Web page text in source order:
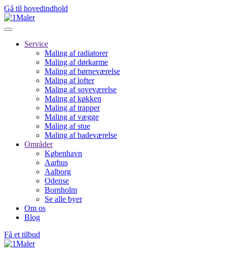
Gå til hovedindhold
Service
Maling af radiatorer
Maling af dørkarme
Maling af børneværelse
Maling af lofter
Maling af soveværelse
Maling af køkken
Maling af trapper
Maling af vægge
Maling af stue
Maling af badeværelse
Områder
København
Aarhus
Aalborg
Odense
Bornholm
Se alle byer
Om os
Blog
Få et tilbud